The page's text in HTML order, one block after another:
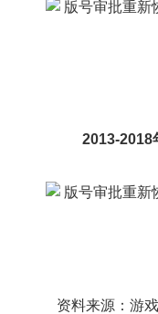
数
2013-2018年
数
资料来源：游戏